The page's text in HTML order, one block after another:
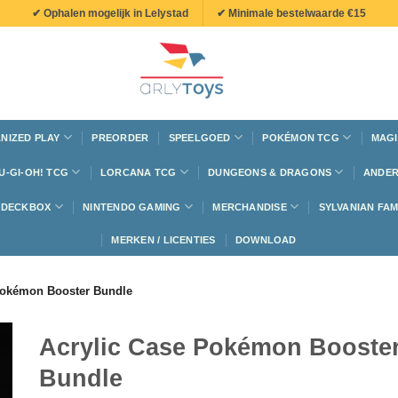
✔ Ophalen mogelijk in Lelystad ✔ Minimale bestelwaarde €15
PLAY PREORDER SPEELGOED POKÉMON TCG
GI-OH! TCG LORCANA TCG DUNGEONS & DRAGONS
NINTENDO GAMING MERCHANDISE SYLVANIAN
MERKEN / LICENTIES DOWNLOAD
Booster Bundle
Acrylic Case Pokémon
Bundle